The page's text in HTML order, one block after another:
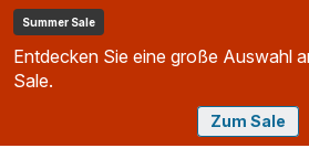
Summer Sale
Entdecken Sie eine große Auswahl
Sale.
Zum Sale